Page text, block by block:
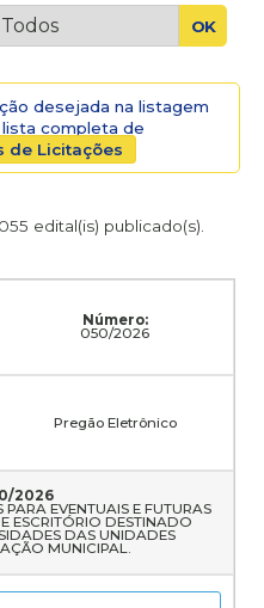
OK
desejada na listagem
lista completa de
de Licitações
edital(is) publicado(s).
Número:
050/2026
Pregão Eletrônico
2026
EVENTUAIS E FUTURAS
ESCRITÓRIO DESTINADO
DAS UNIDADES
MUNICIPAL.